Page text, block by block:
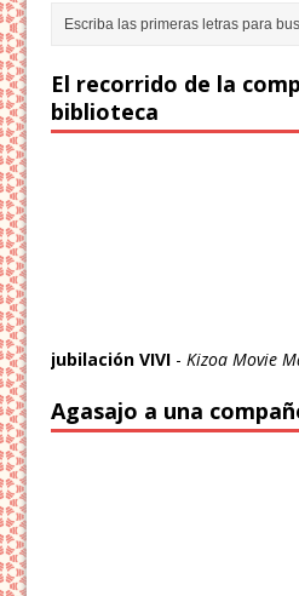
El recorrido de la
biblioteca
jubilación VIVI - Kizoa Movie
Agasajo a una